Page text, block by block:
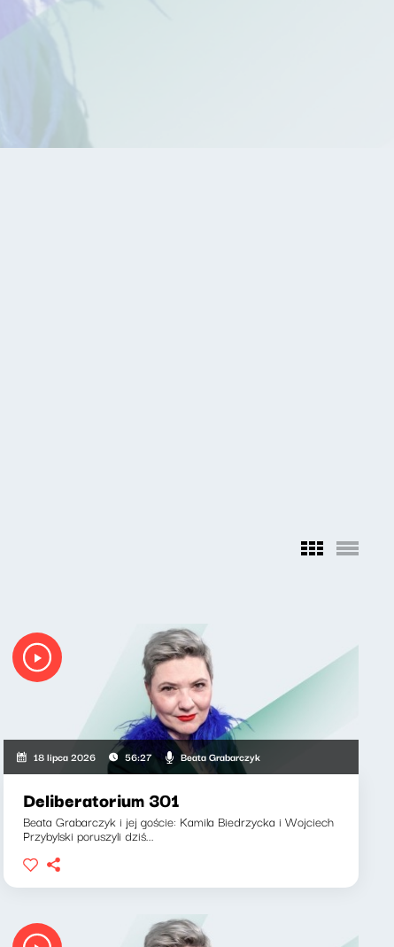
18 lipca 2026 56:27 Beata Grabarczyk
Deliberatorium 301
Beata Grabarczyk i jej goście: Kamila Biedrzycka i Wojciech
Przybylski poruszyli dziś...